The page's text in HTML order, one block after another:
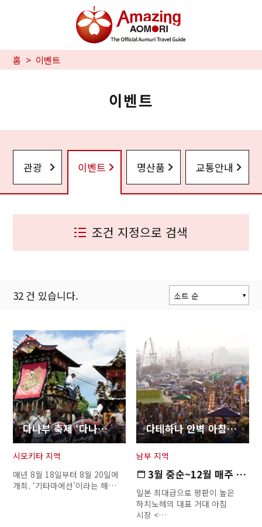
홈 이벤트
이벤트
관광 이벤트 명산품 교통안내
조건 지정으로 검색
32 건 있습니다.
소트 순
갱신 순
다나부 축제 ‘다나부 신사 예대제’
시모키타 지역
매년 8월 18일부터 8월 20일에
개최. ‘기타마에선’이라는 해…
다테하나 안벽 아침 시장
남부 지역
3월 중순~12월 매주 일요일 ※…
일본 최대급으로 평판이 높은
하치노헤의 대표 거대 아침
시장 <…